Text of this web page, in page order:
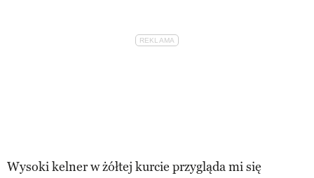
Wysoki kelner w żółtej kurcie przygląda mi się